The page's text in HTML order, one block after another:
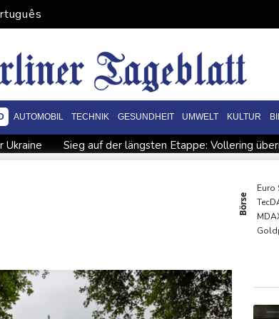
AUTOMOBIL TECHNIK GESUNDHEIT UMWELT KULTUR
Ukraine
Sieg auf der längsten Etappe: Vollering
Selenskyj warnt in Belgrad vor Folgen
Ungarns Regierungspartei nominiert Ex-
hat praktisch keine intakten Wärmekraftwerke mehr
Börse
Euro